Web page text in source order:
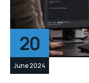
20
June 2024